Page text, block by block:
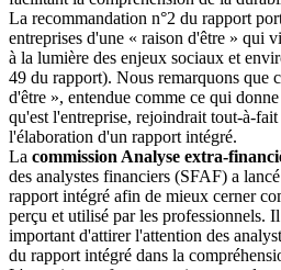
La recommandation n°2 du rapport
entreprises d'une « raison d'être » qui
à la lumière des enjeux sociaux et
49 du rapport). Nous remarquons que
d'être », entendue comme ce qui
qu'est l'entreprise, rejoindrait tout-à-
l'élaboration d'un rapport intégré.
La commission Analyse extra-
des analystes financiers (SFAF) a
rapport intégré afin de mieux cerner
perçu et utilisé par les professionnels.
important d'attirer l'attention des
du rapport intégré dans la